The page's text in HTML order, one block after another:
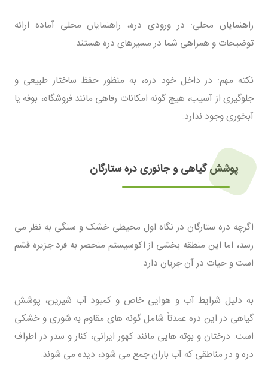
راهنمایان محلی: در ورودی دره، راهنمایان محلی آماده ارائه
توضیحات و همراهی شما در مسیرهای دره هستند.
نکته مهم: در داخل خود دره، به منظور حفظ ساختار طبیعی و
جلوگیری از آسیب، هیچ گونه امکانات رفاهی مانند فروشگاه، بوفه یا
آبخوری وجود ندارد.
پوشش گیاهی و جانوری دره ستارگان
اگرچه دره ستارگان در نگاه اول محیطی خشک و سنگی به نظر می
رسد، اما این منطقه بخشی از اکوسیستم منحصر به فرد جزیره قشم
است و حیات در آن جریان دارد.
به دلیل شرایط آب و هوایی خاص و کمبود آب شیرین، پوشش
گیاهی در این دره عمدتاً شامل گونه های مقاوم به شوری و خشکی
است. درختان و بوته هایی مانند کهور ایرانی، کنار و سدر در اطراف
دره و در مناطقی که آب باران جمع می شود، دیده می شوند.